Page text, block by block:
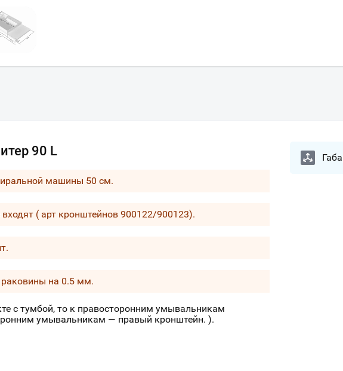
90 L
машины 50 см.
( арт кронштейнов 900122/900123).
на 0.5 мм.
с тумбой, то к правосторонним умывальникам
умывальникам — правый кронштейн. ).